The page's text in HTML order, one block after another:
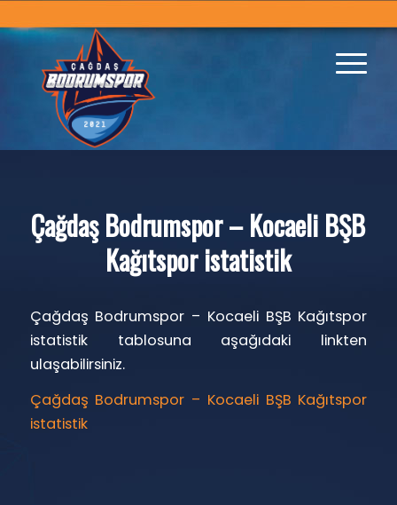
Çağdaş Bodrumspor – Kocaeli BŞB
Kağıtspor istatistik
Çağdaş Bodrumspor – Kocaeli BŞB Kağıtspor
istatistik tablosuna aşağıdaki linkten
ulaşabilirsiniz.
Çağdaş Bodrumspor – Kocaeli BŞB Kağıtspor
istatistik